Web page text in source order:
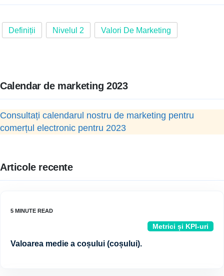
Definiții Nivelul 2 Valori De Marketing
Calendar de marketing 2023
Consultați calendarul nostru de marketing pentru
comerțul electronic pentru 2023
Articole recente
Metrici și KPI-uri
Valoarea medie a coșului (coșului).